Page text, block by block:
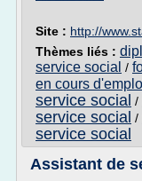
Site : http://
Thèmes liés :
service social /
en cours
service social /
service social /
service social
Assistant de